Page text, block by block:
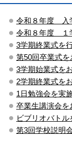
令和８年度 入
令和８年度 １
3学期終業式を
第50回卒業式
3学期始業式を
2学期終業式を
1日勉強会を実
卒業生講演会を
ビブリオバト
第3回学校説明